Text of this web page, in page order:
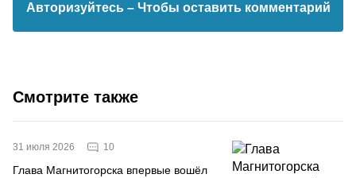
Авторизуйтесь – Чтобы оставить комментарий
Смотрите также
31 июля 2026 10
Глава Магнитогорска впервые вошёл